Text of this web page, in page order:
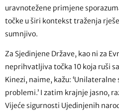
uravnotežene primjene
točke u širi kontekst traženja
sumnjivo.
Za Sjedinjene Države, kao ni za
neprihvatljiva točka 10 koja ruši
Kinezi, naime, kažu:
problemi.’ I zatim krajnje jasno,
Vijeće sigurnosti Ujedinjenih